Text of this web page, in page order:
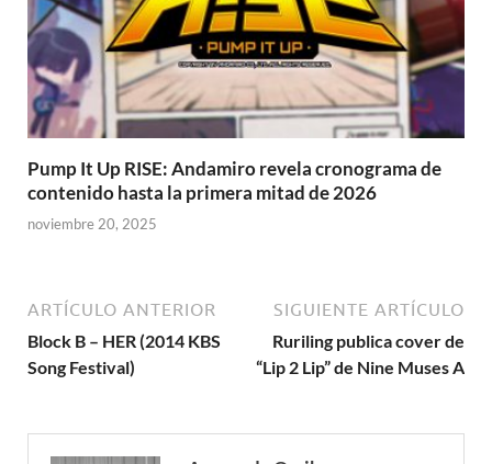
Pump It Up RISE: Andamiro revela cronograma de
contenido hasta la primera mitad de 2026
noviembre 20, 2025
ARTÍCULO ANTERIOR
Block B – HER (2014 KBS
Song Festival)
SIGUIENTE ARTÍCULO
Ruriling publica cover de
“Lip 2 Lip” de Nine Muses A